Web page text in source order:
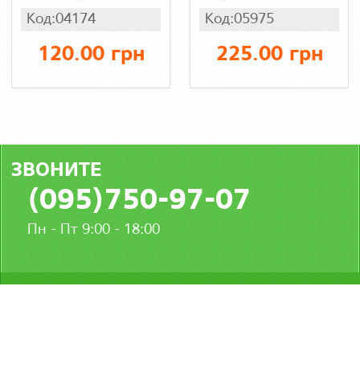
Код:04174
120.00 грн
однотонная
(батал), кулир
хлопок х/б
Код:05975
225.00 грн
ЗВОНИТЕ
(095)750-97-07
Пн - Пт 9:00 - 18:00